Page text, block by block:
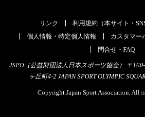
リンク
利用規約（本サイト・
個人情報・特定個人情報
カスタマー
問合せ・FAQ
JSPO（公益財団法人日本スポーツ協会） 〒
ヶ丘町4-2 JAPAN SPORT OLYMPIC
Copyright Japan Sport Association. All